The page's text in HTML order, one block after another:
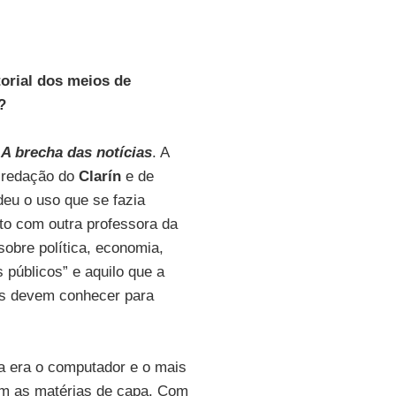
dos meios de
A brecha das notícias. A
do Claríne de
o uso que se fazia
com outra professora da
política, economia,
e aquilo que a
devem conhecer para
era o computador e o mais
as matérias de capa. Com